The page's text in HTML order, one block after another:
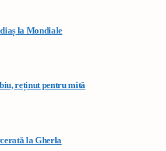
la Mondiale
reținut pentru mită
la Gherla